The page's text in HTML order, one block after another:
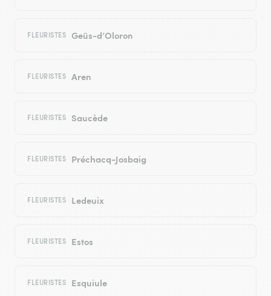
FLEURISTES Geüs-d’Oloron
FLEURISTES Aren
FLEURISTES Saucède
FLEURISTES Préchacq-Josbaig
FLEURISTES Ledeuix
FLEURISTES Estos
FLEURISTES Esquiule